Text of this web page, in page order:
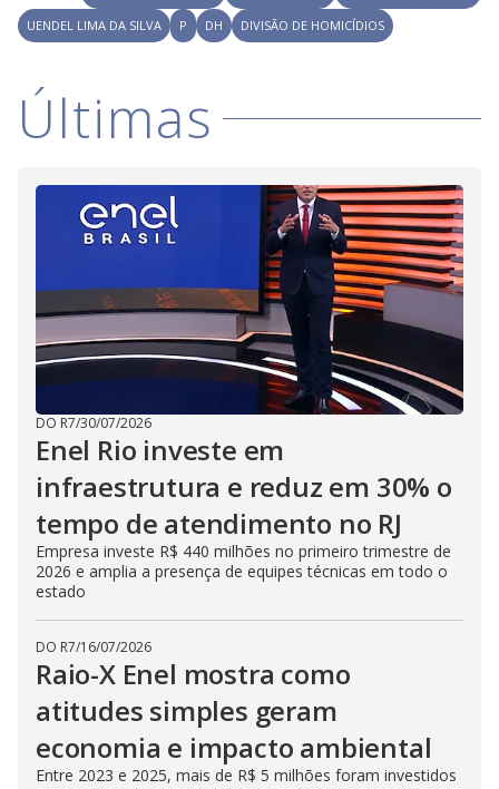
i
d
e
UENDEL LIMA DA SILVA
P DH DIVISÃO DE HOMICÍDIOS
Últimas
DO R7/30/07/2026
Enel Rio investe em
infraestrutura e reduz em 30% o
tempo de atendimento no RJ
Empresa investe R$ 440 milhões no primeiro trimestre de
2026 e amplia a presença de equipes técnicas em todo o
estado
DO R7/16/07/2026
Raio-X Enel mostra como
atitudes simples geram
economia e impacto ambiental
Entre 2023 e 2025, mais de R$ 5 milhões foram investidos